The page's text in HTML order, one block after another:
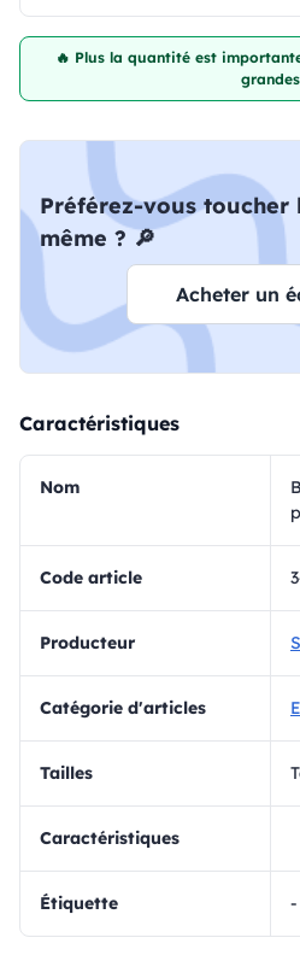
🔥 Plus la quantité est
grandes
Préférez-vous
même ? 🔎
Acheter un
Caractéristiques
Nom
Code article
Producteur
Catégorie d'articles
Tailles
Caractéristiques
Étiquette -